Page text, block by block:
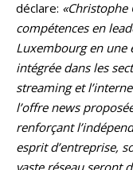
déclare: «Christophe
compétences en
Luxembourg en une
intégrée dans les
streaming et
l’offre news
renforçant
esprit d’entreprise,
vaste réseau seront